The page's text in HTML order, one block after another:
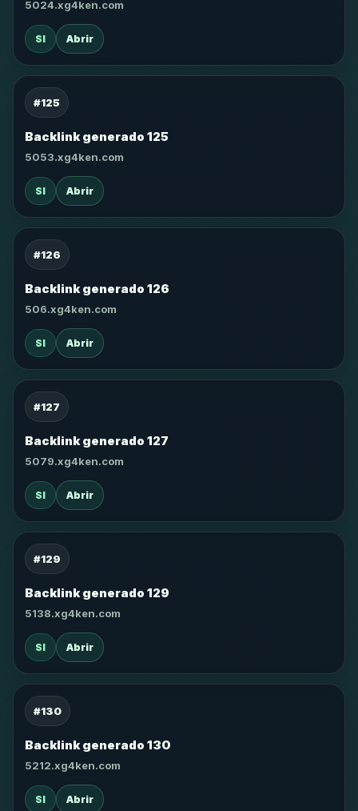
5024.xg4ken.com
SI Abrir
#125
Backlink generado 125
5053.xg4ken.com
SI Abrir
#126
Backlink generado 126
506.xg4ken.com
SI Abrir
#127
Backlink generado 127
5079.xg4ken.com
SI Abrir
#129
Backlink generado 129
5138.xg4ken.com
SI Abrir
#130
Backlink generado 130
5212.xg4ken.com
SI Abrir